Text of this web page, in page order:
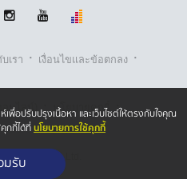
เรา · เงื่อนไขและข้อตกลง ·
นไลน์) · นโยบายคุกกี้ ·
& T.V. Co.,Ltd.
เพื่อปรับปรุงเนื้อหา และเว็บไซต์ให้ตรงกับใจคุณ
กกี้ได้ที่นโยบายการใช้คุกกี้
มรับ